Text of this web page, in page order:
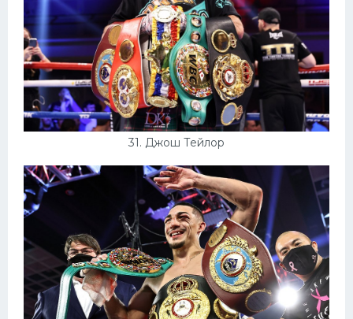
31. Джош Тейлор